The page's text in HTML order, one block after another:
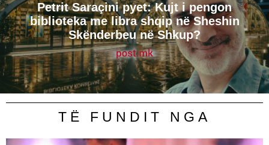
Petrit Saraçini pyet: Kujt i pengon
biblioteka me libra shqip në Sheshin
Skënderbeu në Shkup?
TË FUNDIT NGA